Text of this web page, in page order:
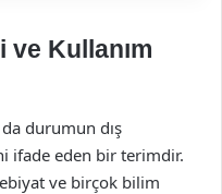
ve Kullanım
durumun dış
ifade eden bir terimdir.
ve birçok bilim